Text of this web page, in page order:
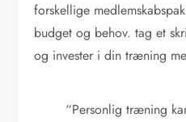
forskellige
budget og behov. tag et
og invester i din træning
“Personlig træning